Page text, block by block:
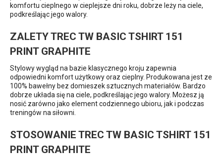
komfortu cieplnego w cieplejsze dni roku, dobrze leży na ciele,
podkreślając jego walory.
ZALETY TREC TW BASIC TSHIRT 151
PRINT GRAPHITE
Stylowy wygląd na bazie klasycznego kroju zapewnia
odpowiedni komfort użytkowy oraz cieplny. Produkowana jest ze
100% bawełny bez domieszek sztucznych materiałów. Bardzo
dobrze układa się na ciele, podkreślając jego walory. Możesz ją
nosić zarówno jako element codziennego ubioru, jak i podczas
treningów na siłowni.
STOSOWANIE TREC TW BASIC TSHIRT 151
PRINT GRAPHITE